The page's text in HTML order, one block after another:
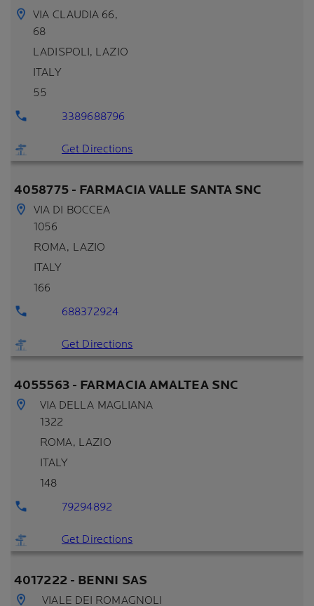
VIA CLAUDIA 66,
68
LADISPOLI, LAZIO
ITALY
55
3389688796
Get Directions
4058775 - FARMACIA VALLE SANTA SNC
VIA DI BOCCEA
1056
ROMA, LAZIO
ITALY
166
688372924
Get Directions
4055563 - FARMACIA AMALTEA SNC
VIA DELLA MAGLIANA
1322
ROMA, LAZIO
ITALY
148
79294892
Get Directions
4017222 - BENNI SAS
VIALE DEI ROMAGNOLI